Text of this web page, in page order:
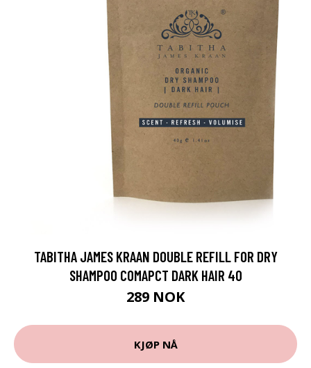
TABITHA JAMES KRAAN DOUBLE REFILL FOR DRY
SHAMPOO COMAPCT DARK HAIR 40
289 NOK
KJØP NÅ